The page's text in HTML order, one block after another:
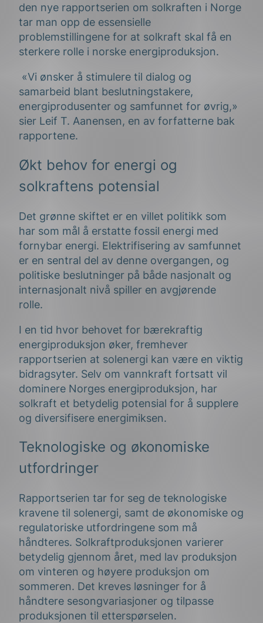
den nye rapportserien om solkraften i Norge
tar man opp de essensielle
problemstillingene for at solkraft skal få en
sterkere rolle i norske energiproduksjon.
«Vi ønsker å stimulere til dialog og
samarbeid blant beslutningstakere,
energiprodusenter og samfunnet for øvrig,»
sier Leif T. Aanensen, en av forfatterne bak
rapportene.
Økt behov for energi og
solkraftens potensial
Det grønne skiftet er en villet politikk som
har som mål å erstatte fossil energi med
fornybar energi. Elektrifisering av samfunnet
er en sentral del av denne overgangen, og
politiske beslutninger på både nasjonalt og
internasjonalt nivå spiller en avgjørende
rolle.
I en tid hvor behovet for bærekraftig
energiproduksjon øker, fremhever
rapportserien at solenergi kan være en viktig
bidragsyter. Selv om vannkraft fortsatt vil
dominere Norges energiproduksjon, har
solkraft et betydelig potensial for å supplere
og diversifisere energimiksen.
Teknologiske og økonomiske
utfordringer
Rapportserien tar for seg de teknologiske
kravene til solenergi, samt de økonomiske og
regulatoriske utfordringene som må
håndteres. Solkraftproduksjonen varierer
betydelig gjennom året, med lav produksjon
om vinteren og høyere produksjon om
sommeren. Det kreves løsninger for å
håndtere sesongvariasjoner og tilpasse
produksjonen til etterspørselen.